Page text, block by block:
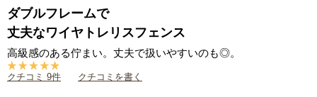
ダブルフレームで
丈夫なワイヤトレリスフェンス
高級感のある佇まい。丈夫で扱いやすいのも◎。
クチコミ 9件 クチコミを書く